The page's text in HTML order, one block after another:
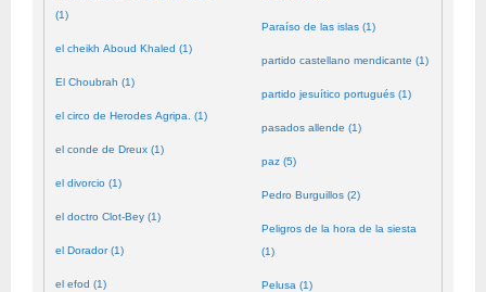
(1)
el cheikh Aboud Khaled (1)
El Choubrah (1)
el circo de Herodes Agripa. (1)
el conde de Dreux (1)
el divorcio (1)
el doctro Clot-Bey (1)
el Dorador (1)
el efod (1)
Paraíso de las islas (1)
partido castellano mendicante (1)
partido jesuítico portugués (1)
pasados allende (1)
paz (5)
Pedro Burguillos (2)
Peligros de la hora de la siesta
(1)
Pelusa (1)